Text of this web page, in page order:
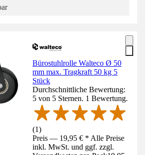
Bürostuhlrolle Walteco Ø 50
mm max. Tragkraft 50 kg 5
Stück
Durchschnittliche Bewertung:
5 von 5 Sternen. 1 Bewertung.
(1)
Preis — 19,95 € * Alle Preise
inkl. MwSt. und ggf. zzgl.